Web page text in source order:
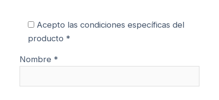
Acepto las condiciones específicas del
producto *
Nombre *